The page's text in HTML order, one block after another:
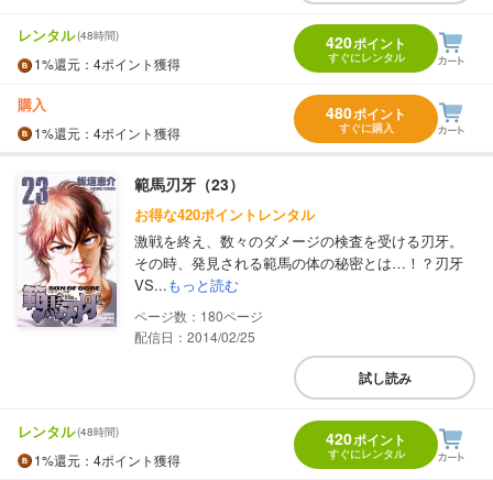
レンタル(48時間)
1%還元 ：4ポイント獲得
420ポイント
すぐにレンタル
購入
1%還元 ：4ポイント獲得
480ポイント
すぐに購入
範馬刃牙（23）
お得な420ポイントレンタル
激戦を終え、数々のダメージの検査を受ける刃牙。
その時、発見される範馬の体の秘密とは…！？刃牙
VS...もっと読む
180
配信日：2014/02/25
試し読み
レンタル(48時間)
1%還元 ：4ポイント獲得
420ポイント
すぐにレンタル